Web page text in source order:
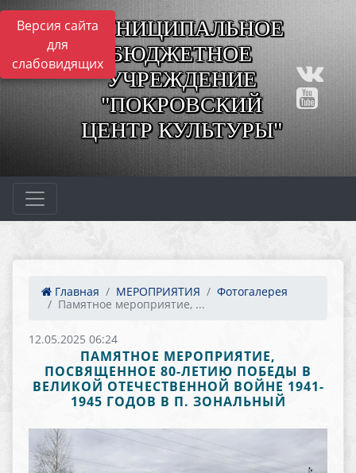
Версия сайта
для
слабовидящих
МУНИЦИПАЛЬНОЕ
БЮДЖЕТНОЕ
УЧРЕЖДЕНИЕ
"ПОКРОВСКИЙ
ЦЕНТР КУЛЬТУРЫ"
Главная МЕРОПРИЯТИЯ
Фотогалерея
Памятное мероприятие, ...
12.05.2025 06:24
ПАМЯТНОЕ МЕРОПРИЯТИЕ,
ПОСВЯЩЕННОЕ 80-ЛЕТИЮ ПОБЕДЫ В
ВЕЛИКОЙ ОТЕЧЕСТВЕННОЙ ВОЙНЕ 1941-
1945 ГОДОВ В П. ЗОНАЛЬНЫЙ